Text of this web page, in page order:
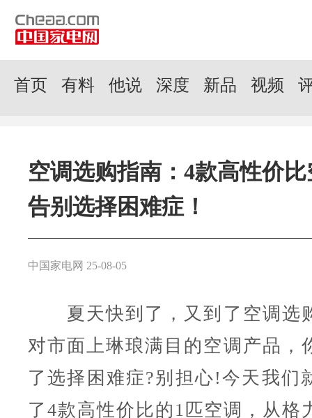
首页 有料 他说 深度 新品 视频
空调选购指南：4款高性价
告别选择困难症！
中国家电网 25-08-05
夏天快到了，又到了空调选
对市面上琳琅满目的空调产品，
了选择困难症?别担心!今天我们
了4款高性价比的1匹空调，从格